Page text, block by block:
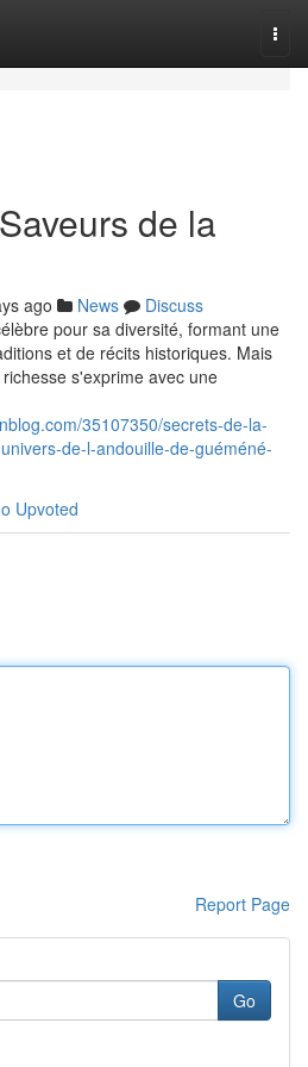
de la
ago News
Discuss
pour sa diversité, formant une
et de récits historiques. Mais
s'exprime avec une
35107350/secrets-de-la-
de-l-andouille-de-guéméné-
Upvoted
Report Page
Go